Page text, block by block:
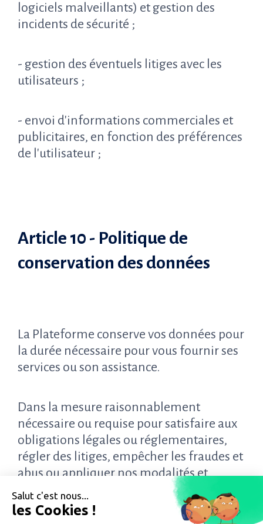
logiciels malveillants) et gestion des
incidents de sécurité ;
- gestion des éventuels litiges avec les
utilisateurs ;
- envoi d'informations commerciales et
publicitaires, en fonction des préférences
de l'utilisateur ;
Article 10 - Politique de
conservation des données
La Plateforme conserve vos données pour
la durée nécessaire pour vous fournir ses
services ou son assistance.
Dans la mesure raisonnablement
nécessaire ou requise pour satisfaire aux
obligations légales ou réglementaires,
régler des litiges, empêcher les fraudes et
abus ou appliquer nos modalités et
conditions, nous pouvons également
conserver certaines de vos informations
Salut c'est nous...
les Cookies !